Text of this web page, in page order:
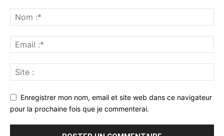
Enregistrer mon nom, email et site web dans ce navigateur
pour la prochaine fois que je commenterai.